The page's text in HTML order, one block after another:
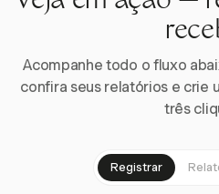
Acompanhe todo o fluxo
confira seus relatórios e crie
três
Registrar